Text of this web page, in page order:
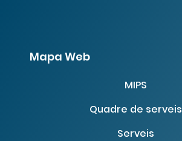
Mapa Web
MIPS
Quadre de serveis
Serveis